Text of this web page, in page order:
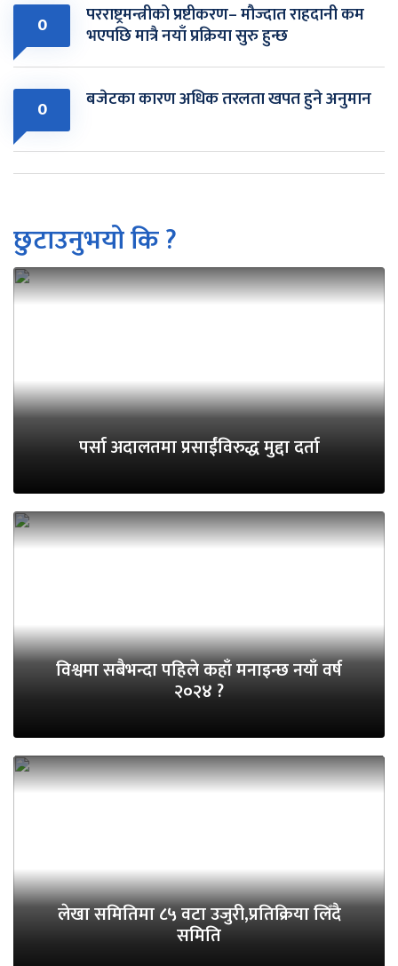
0 परराष्ट्रमन्त्रीको प्रष्टीकरण– मौज्दात राहदानी कम
भएपछि मात्रै नयाँ प्रक्रिया सुरु हुन्छ
0 बजेटका कारण अधिक तरलता खपत हुने अनुमान
छुटाउनुभयो कि ?
पर्सा अदालतमा प्रसाईंविरुद्ध मुद्दा दर्ता
विश्वमा सबैभन्दा पहिले कहाँ मनाइन्छ नयाँ वर्ष
२०२४ ?
लेखा समितिमा ८५ वटा उजुरी,प्रतिक्रिया लिँदै
समिति